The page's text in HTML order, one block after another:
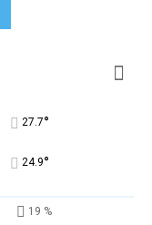
27.7°
24.9°
19 %